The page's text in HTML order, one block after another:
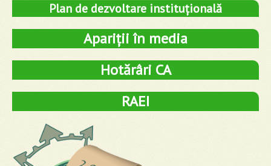
Plan de dezvoltare instituțională
Apariții în media
Hotărâri CA
RAEI